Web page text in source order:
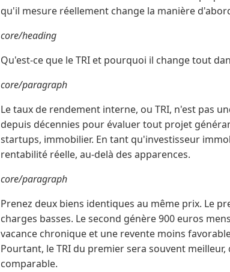
qu'il mesure réellement change la manière
core/heading
Qu'est-ce que le TRI et pourquoi il change tout
core/paragraph
Le taux de rendement interne, ou TRI, n'est pas
depuis décennies pour évaluer tout projet
startups, immobilier. En tant qu'investisseur
rentabilité réelle, au-delà des apparences.
core/paragraph
Prenez deux biens identiques au même prix. Le
charges basses. Le second génère 900 euros
vacance chronique et une revente moins
Pourtant, le TRI du premier sera souvent
comparable.